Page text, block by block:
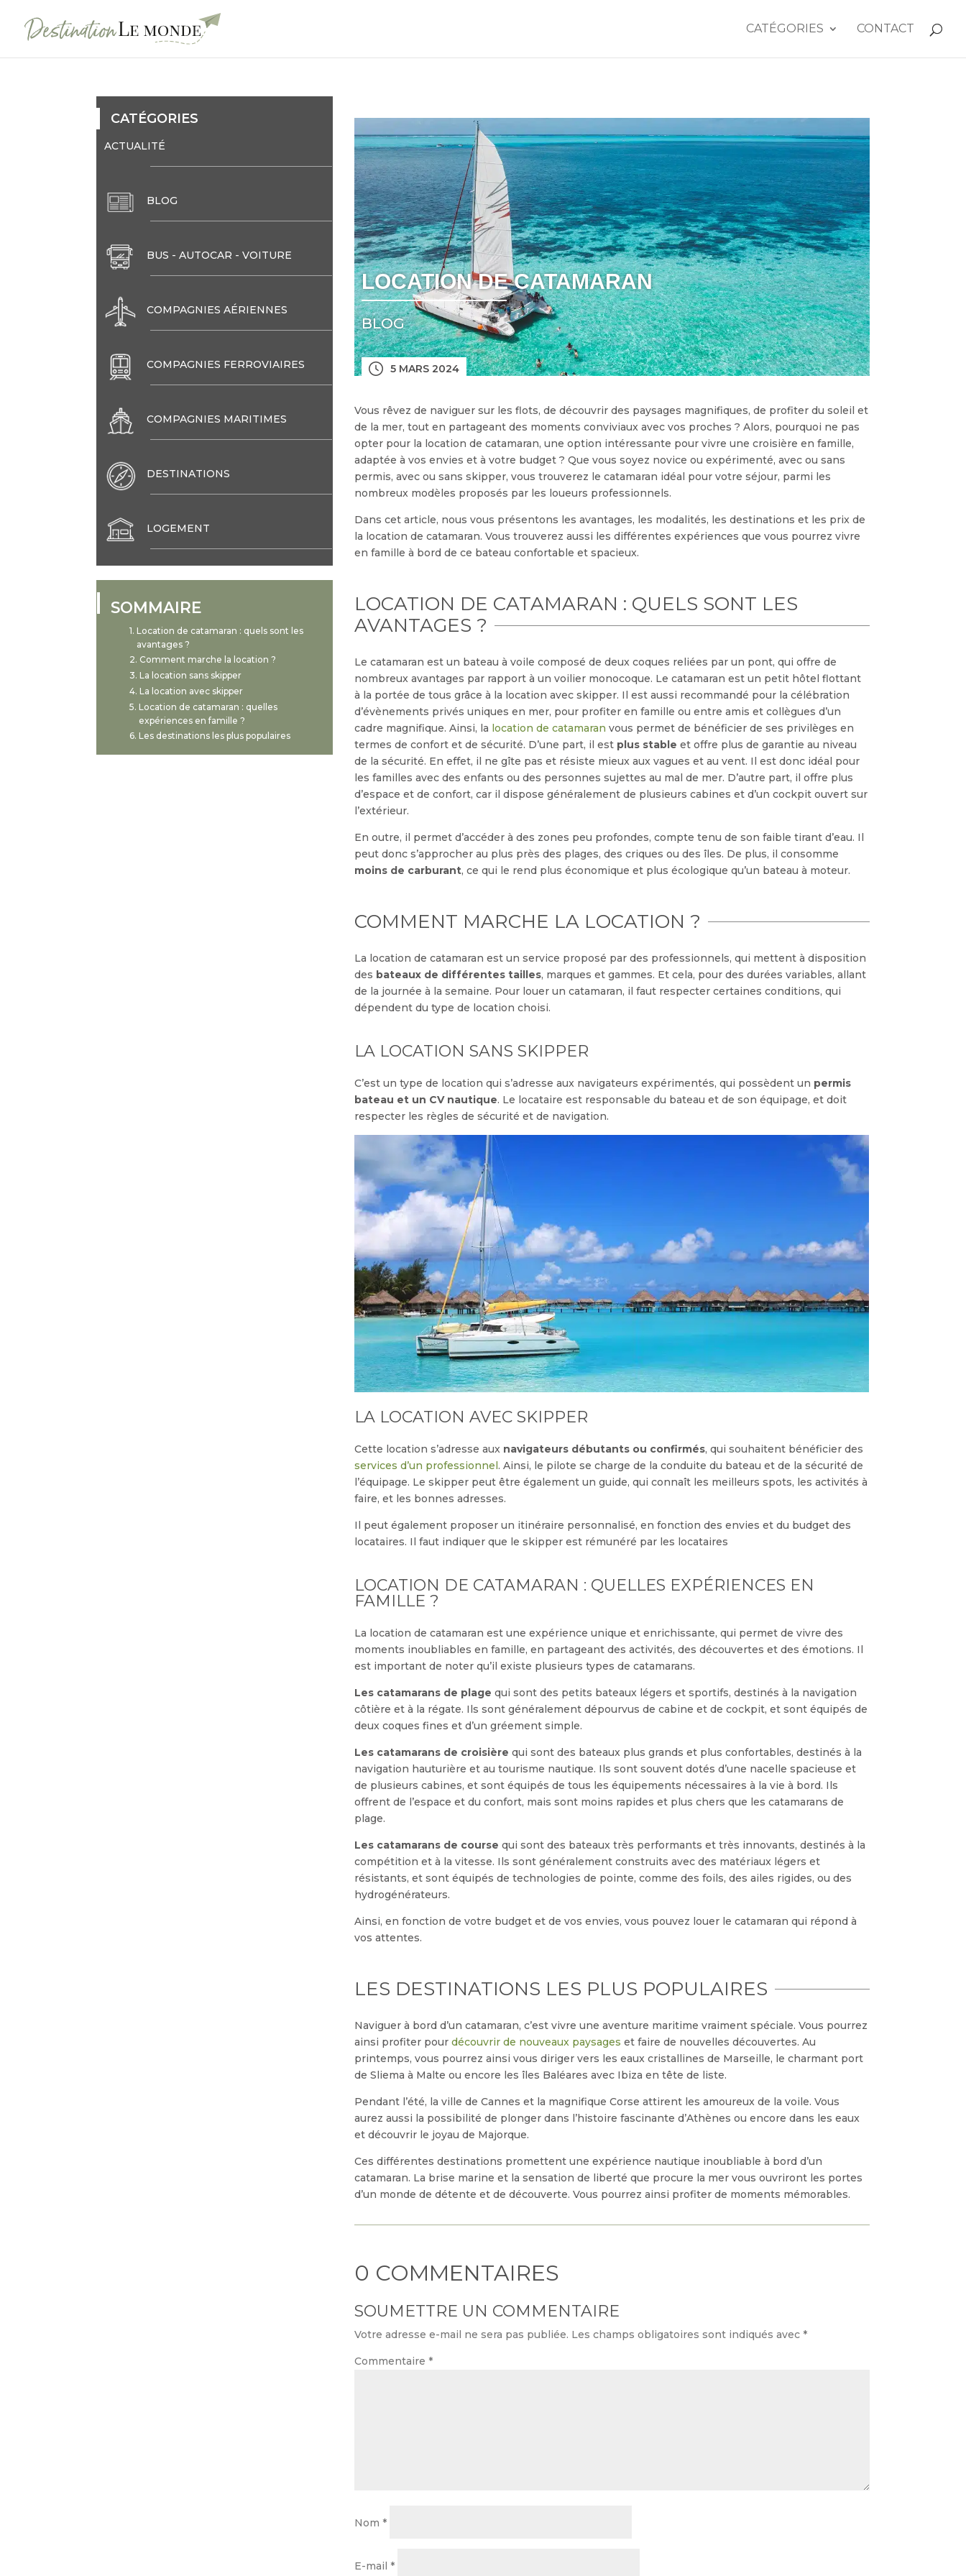
CATÉGORIES CONTACT
CATÉGORIES
ACTUALITÉ
BLOG
BUS - AUTOCAR - VOITURE
COMPAGNIES AÉRIENNES
COMPAGNIES FERROVIAIRES
COMPAGNIES MARITIMES
DESTINATIONS
LOGEMENT
SOMMAIRE
Location de catamaran : quels sont les
avantages ?
Comment marche la location ?
La location sans skipper
La location avec skipper
Location de catamaran : quelles
expériences en famille ?
Les destinations les plus populaires
LOCATION DE CATAMARAN
BLOG
5 MARS 2024
Vous rêvez de naviguer sur les flots, de découvrir des paysages magnifiques, de profiter du soleil et
de la mer, tout en partageant des moments conviviaux avec vos proches ? Alors, pourquoi ne pas
opter pour la location de catamaran, une option intéressante pour vivre une croisière en famille,
adaptée à vos envies et à votre budget ? Que vous soyez novice ou expérimenté, avec ou sans
permis, avec ou sans skipper, vous trouverez le catamaran idéal pour votre séjour, parmi les
nombreux modèles proposés par les loueurs professionnels.
Dans cet article, nous vous présentons les avantages, les modalités, les destinations et les prix de
la location de catamaran. Vous trouverez aussi les différentes expériences que vous pourrez vivre
en famille à bord de ce bateau confortable et spacieux.
LOCATION DE CATAMARAN : QUELS SONT LES
AVANTAGES ?
Le catamaran est un bateau à voile composé de deux coques reliées par un pont, qui offre de
nombreux avantages par rapport à un voilier monocoque. Le catamaran est un petit hôtel flottant
à la portée de tous grâce à la location avec skipper. Il est aussi recommandé pour la célébration
d’évènements privés uniques en mer, pour profiter en famille ou entre amis et collègues d’un
cadre magnifique. Ainsi, la location de catamaran vous permet de bénéficier de ses privilèges en
termes de confort et de sécurité. D’une part, il est plus stable et offre plus de garantie au niveau
de la sécurité. En effet, il ne gîte pas et résiste mieux aux vagues et au vent. Il est donc idéal pour
les familles avec des enfants ou des personnes sujettes au mal de mer. D’autre part, il offre plus
d’espace et de confort, car il dispose généralement de plusieurs cabines et d’un cockpit ouvert sur
l’extérieur.
En outre, il permet d’accéder à des zones peu profondes, compte tenu de son faible tirant d’eau. Il
peut donc s’approcher au plus près des plages, des criques ou des îles. De plus, il consomme
moins de carburant, ce qui le rend plus économique et plus écologique qu’un bateau à moteur.
COMMENT MARCHE LA LOCATION ?
La location de catamaran est un service proposé par des professionnels, qui mettent à disposition
des bateaux de différentes tailles, marques et gammes. Et cela, pour des durées variables, allant
de la journée à la semaine. Pour louer un catamaran, il faut respecter certaines conditions, qui
dépendent du type de location choisi.
LA LOCATION SANS SKIPPER
C’est un type de location qui s’adresse aux navigateurs expérimentés, qui possèdent un permis
bateau et un CV nautique. Le locataire est responsable du bateau et de son équipage, et doit
respecter les règles de sécurité et de navigation.
LA LOCATION AVEC SKIPPER
Cette location s’adresse aux navigateurs débutants ou confirmés, qui souhaitent bénéficier des
services d’un professionnel. Ainsi, le pilote se charge de la conduite du bateau et de la sécurité de
l’équipage. Le skipper peut être également un guide, qui connaît les meilleurs spots, les activités à
faire, et les bonnes adresses.
Il peut également proposer un itinéraire personnalisé, en fonction des envies et du budget des
locataires. Il faut indiquer que le skipper est rémunéré par les locataires
LOCATION DE CATAMARAN : QUELLES EXPÉRIENCES EN
FAMILLE ?
La location de catamaran est une expérience unique et enrichissante, qui permet de vivre des
moments inoubliables en famille, en partageant des activités, des découvertes et des émotions. Il
est important de noter qu’il existe plusieurs types de catamarans.
Les catamarans de plage qui sont des petits bateaux légers et sportifs, destinés à la navigation
côtière et à la régate. Ils sont généralement dépourvus de cabine et de cockpit, et sont équipés de
deux coques fines et d’un gréement simple.
Les catamarans de croisière qui sont des bateaux plus grands et plus confortables, destinés à la
navigation hauturière et au tourisme nautique. Ils sont souvent dotés d’une nacelle spacieuse et
de plusieurs cabines, et sont équipés de tous les équipements nécessaires à la vie à bord. Ils
offrent de l’espace et du confort, mais sont moins rapides et plus chers que les catamarans de
plage.
Les catamarans de course qui sont des bateaux très performants et très innovants, destinés à la
compétition et à la vitesse. Ils sont généralement construits avec des matériaux légers et
résistants, et sont équipés de technologies de pointe, comme des foils, des ailes rigides, ou des
hydrogénérateurs.
Ainsi, en fonction de votre budget et de vos envies, vous pouvez louer le catamaran qui répond à
vos attentes.
LES DESTINATIONS LES PLUS POPULAIRES
Naviguer à bord d’un catamaran, c’est vivre une aventure maritime vraiment spéciale. Vous pourrez
ainsi profiter pour découvrir de nouveaux paysages et faire de nouvelles découvertes. Au
printemps, vous pourrez ainsi vous diriger vers les eaux cristallines de Marseille, le charmant port
de Sliema à Malte ou encore les îles Baléares avec Ibiza en tête de liste.
Pendant l’été, la ville de Cannes et la magnifique Corse attirent les amoureux de la voile. Vous
aurez aussi la possibilité de plonger dans l’histoire fascinante d’Athènes ou encore dans les eaux
et découvrir le joyau de Majorque.
Ces différentes destinations promettent une expérience nautique inoubliable à bord d’un
catamaran. La brise marine et la sensation de liberté que procure la mer vous ouvriront les portes
d’un monde de détente et de découverte. Vous pourrez ainsi profiter de moments mémorables.
0 COMMENTAIRES
SOUMETTRE UN COMMENTAIRE
Votre adresse e-mail ne sera pas publiée. Les champs obligatoires sont indiqués avec *
Commentaire *
Nom *
E-mail *